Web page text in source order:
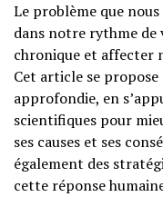
Le problème que
dans notre rythme de
chronique et affecter
Cet article se
approfondie, en
scientifiques pour
ses causes et ses
également des
cette réponse